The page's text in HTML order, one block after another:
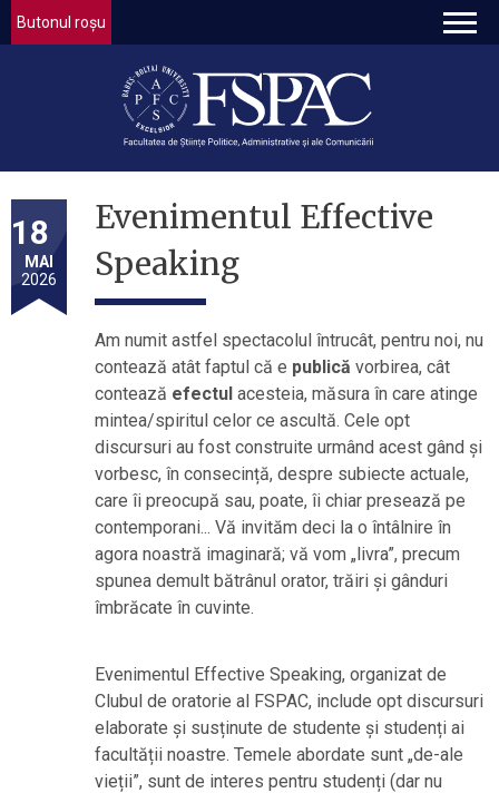
Butonul roșu
18
MAI
2026
Evenimentul Effective
Speaking
Am numit astfel spectacolul întrucât, pentru noi, nu
contează atât faptul că e publică vorbirea, cât
contează efectulacesteia, măsura în care atinge
mintea/spiritul celor ce ascultă. Cele opt
discursuri au fost construite urmând acest gând și
vorbesc, în consecință, despre subiecte actuale,
care îi preocupă sau, poate, îi chiar presează pe
contemporani... Vă invităm deci la o întâlnire în
agora noastră imaginară; vă vom „livra”, precum
spunea demult bătrânul orator, trăiri și gânduri
îmbrăcate în cuvinte.
Evenimentul Effective Speaking, organizat de
Clubul de oratorie al FSPAC, include opt discursuri
elaborate și susținute de studente și studenți ai
facultății noastre. Temele abordate sunt „de-ale
vieții”, sunt de interes pentru studenți (dar nu